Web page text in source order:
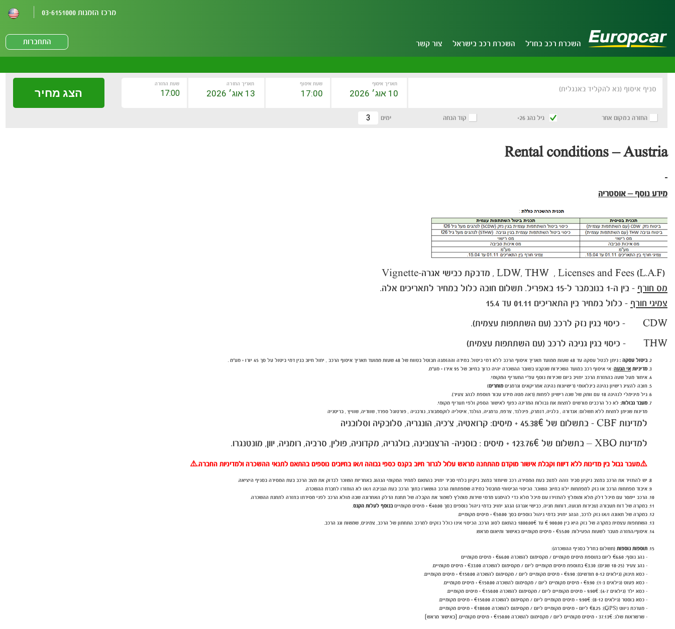
מרכז הזמנות 03-6151000
השכרת רכב בחו"ל השכרת רכב בישראל צור קשר התחברות
סניף איסוף (נא להקליד באנגלית)
תאריך איסוף שעת איסוף תאריך החזרה שעת החזרה
החזרה במקום אחר גיל נהג 26+ קוד הנחה ימים
הצג מחיר
Rental conditions – Austria
מידע נוסף – אוסטריה
(L.A.F) LDW, THW , Licenses and Fees , מדבקת כבישי אגרה-Vignette
מס חורף - בין ה-1 בנובמבר ל-15 באפריל. תשלום חובה כלול במחיר לתאריכים אלה.
צמיגי חורף - כלול במחיר בין התאריכים 01.11 עד 15.4
CDW - כיסוי בגין נזק לרכב (עם השתתפות עצמית).
THW - כיסוי בגין גניבה לרכב (עם השתתפות עצמית)
ביטול עסקה : ניתן לבטל עסקה עד 48 שעות ממועד תאריך איסוף הרכב ללא דמי ביטול. במידה וההזמנה תבוטל בטווח של 48 שעות ממועד תאריך איסוף הרכב , יחול חיוב בגין דמי ביטול על סך 45 יורו + מע"מ .
מדיניות אי הגעה: אי איסוף רכב במועד השכירות שנקבע בשובר ההשכרה יהיה כרוך בחיוב של 95 אירו + מע"מ.
איחור מעל שעה בהחזרת הרכב יחויב ביום שכירות נוסף עפ"י התעריף המקומי.
חובה להציג רישיון נהיגה בינלאומי (רישיונות נהיגה אמריקאים וגרמניםמותרים)
גיל מינימלי לנהיגה 18 עם וותק של שנה רישיון לפחות (ראה מטה מידע עבור תוספת לנהג צעיר).
מעבר גבולות: לא כל הרכבים מורשים לחצות את גבולות המדינה כפוף לאישור הספק ולפי תעריף מקומי.
מדינות שניתן לחצות ללא תשלום: אנדורה , בלגיה, דנמרק, פינלנד, צרפת, גרמניה, הולנד, איטליה לוקסמבורג, נורבגיה , פורטוגל ספרד, שוודיה, שוויץ , בריטניה
למדינות CBF - בתשלום של 45.38€ + מיסים: קרואטיה, צ'כיה, הונגריה, סלובקיה וסלובניה
למדינות XBO – בתשלום של 123.76€ + מיסים : בוסניה- הרצגובינה, בולגריה, מקדוניה, פולין, סרביה, רומניה, יוון, מונטנגרו.
⚠️מעבר גבול בין מדינות ללא דיווח וקבלת אישור מוקדם מהתחנה מראש עלול לגרור חיוב בקנס כספי גבוהה ו/או בחיובים נוספים בהתאם לתנאי ההשכרה ולמדיניות החברה.⚠️
יש להחזיר את הרכב במצב ניקיון סביר וזהה למצב בעת המסירה. רכב שיוחזר במצב ניקיון בלתי סביר יחויב בהתאם למחיר המקומי הנהוג. באחריות השוכר לבדוק את מצב הרכב בעת המסירה בסניף היציאה.
איבוד מפתחות הרכב או נזק למפתחות ילוו בחיוב השוכר. הכיסוי הביטוחי מתבטל במידה שמפתחות הרכב הושארו בתוך הרכב בעת הגניבה ו/או לא הוחזרו לחברת ההשכרה.
הרכב יימסר עם מיכל דלק מלא ומומלץ להחזירו עם מיכל מלא כדי להימנע מדמי שירות. מומלץ לשמור את הקבלה של תחנת הדלק האחרונה שבה מולא הרכב לפני מסירתו בחזרה לתחנת ההשכרה.
במקרה של דוח תעבורה (עבירות תנועה, דוחות חניה, כבישי אגרה) הנהג יחויב בדמי ניהול נוספים בסך
€40.00 + מיסים מקומיים בנוסף לעלות הקנס.
במקרה של תאונה ו/או נזק לרכב, הנהג יחויב בדמי ניהול נוספים בסך
€50.00 + מיסים מקומיים.
השתתפות עצמית במקרה של נזק היא בין 900.00 € עד 1800.00€ בהתאם לסוג הרכב. הכיסוי אינו כולל נזקים למרכב התחתון של הרכב, צמיגים, שמשות וגג הרכב.
איסוף/החזרה מעבר לשעות הפעילות: €55.00 + מיסים מקומיים באישור ותיאום מראש.
תוספות נוספות (תשלום בחו"ל בסניף ההשכרה):
- נהג נוסף: €6.60
ליום בתוספת מיסים מקומיים / מקסימום להשכרה €66.00 + מיסים מקומיים
- נהג צעיר (18-25 שנים): €3.30 בתוספת מיסים מקומיים ליום / מקסימום להשכרה €33.00 + מיסים מקומיים.
- כסא תינוק (גילאים 0-12 חודשים): €9.90 + מיסים מקומיים ליום / מקסימום להשכרה €150.00 + מיסים מקומיים.
- כסא פעוט (גילאים 1-3): €9.90 + מיסים מקומיים ליום / מקסימום להשכרה €150.00 + מיסים מקומיים.
- כסא ילד (גילאים 4-7): 9.90€ + מיסים מקומיים ליום / מקסימום להשכרה €150.00 + מיסים מקומיים.
- כסא בוסטר (גילאים 8-12): 9.90€ + מיסים מקומיים ליום / מקסימום להשכרה €150.00 + מיסים מקומיים.
- מערכת ניווט (GPS): €8.25 ליום + מיסים מקומיים ליום / מקסימום להשכרה €180.00 + מיסים מקומיים.
- שרשראות שלג: 37.13€ + מיסים מקומיים ליום / מקסימום להשכרה €150.00 + מיסים מקומיים. [באישור מראש]